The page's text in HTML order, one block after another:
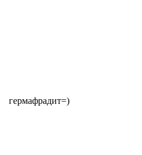
гермафрадит=)